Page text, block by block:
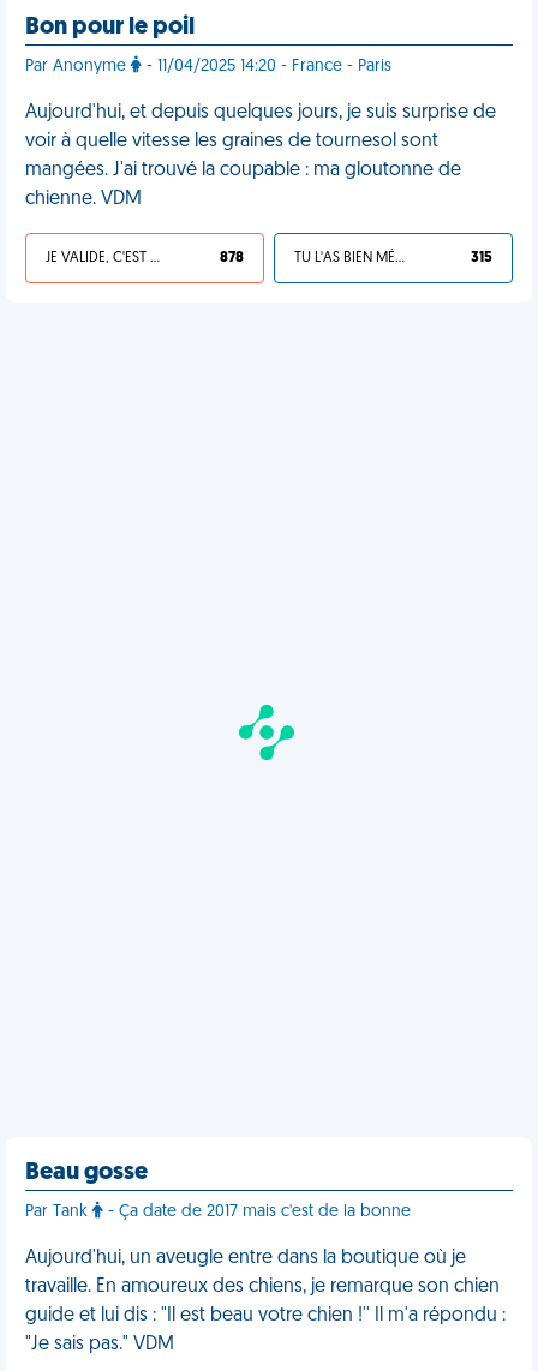
Bon pour le poil
Par Anonyme - 11/04/2025 14:20 - France - Paris
Aujourd'hui, et depuis quelques jours, je suis surprise de
voir à quelle vitesse les graines de tournesol sont
mangées. J'ai trouvé la coupable : ma gloutonne de
chienne. VDM
JE VALIDE, C'EST UNE VDM 878 TU L'AS BIEN MÉRITÉ 315
Beau gosse
Par Tank - Ça date de 2017 mais c'est de la bonne
Aujourd'hui, un aveugle entre dans la boutique où je
travaille. En amoureux des chiens, je remarque son chien
guide et lui dis : "Il est beau votre chien !'' Il m'a répondu :
"Je sais pas." VDM